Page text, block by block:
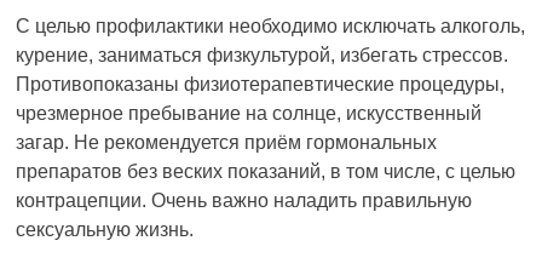
С целью профилактики необходимо исключать алкоголь,
курение, заниматься физкультурой, избегать стрессов.
Противопоказаны физиотерапевтические процедуры,
чрезмерное пребывание на солнце, искусственный
загар. Не рекомендуется приём гормональных
препаратов без веских показаний, в том числе, с целью
контрацепции. Очень важно наладить правильную
сексуальную жизнь.